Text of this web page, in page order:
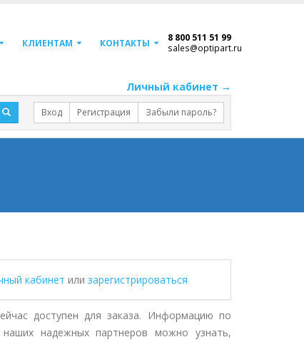
КЛИЕНТАМ КОНТАКТЫ 8 800 511 51 99
sales@optipart.ru
Личный кабинет →
Вход Регистрация Забыли пароль?
кабинет или зарегистрироваться
доступен для заказа. Информацию по
надежных партнеров можно узнать,